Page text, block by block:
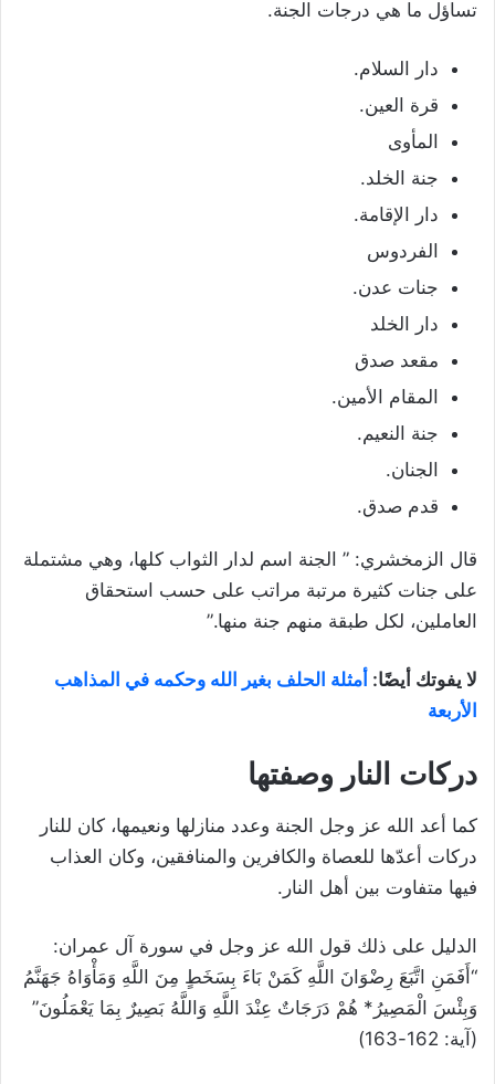
تساؤل ما هي درجات الجنة.
دار السلام.
قرة العين.
المأوى
جنة الخلد.
دار الإقامة.
الفردوس
جنات عدن.
دار الخلد
مقعد صدق
المقام الأمين.
جنة النعيم.
الجنان.
قدم صدق.
قال الزمخشري: ” الجنة اسم لدار الثواب كلها، وهي مشتملة
على جنات كثيرة مرتبة مراتب على حسب استحقاق
العاملين، لكل طبقة منهم جنة منها.”
لا يفوتك أيضًا: أمثلة الحلف بغير الله وحكمه في المذاهب
الأربعة
دركات النار وصفتها
كما أعد الله عز وجل الجنة وعدد منازلها ونعيمها، كان للنار
دركات أعدّها للعصاة والكافرين والمنافقين، وكان العذاب
فيها متفاوت بين أهل النار.
الدليل على ذلك قول الله عز وجل في سورة آل عمران:
“أَفَمَنِ اتَّبَعَ رِضْوَانَ اللَّهِ كَمَنْ بَاءَ بِسَخَطٍ مِنَ اللَّهِ وَمَأْوَاهُ جَهَنَّمُ
وَبِئْسَ الْمَصِيرُ* هُمْ دَرَجَاتٌ عِنْدَ اللَّهِ وَاللَّهُ بَصِيرٌ بِمَا يَعْمَلُونَ”
(آية: 162-163)